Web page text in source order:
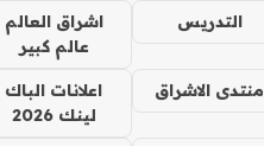
التدريس
اشراق العالم
عالم كبير
منتدى الاشراق
اعلانات الباك
لينك 2026